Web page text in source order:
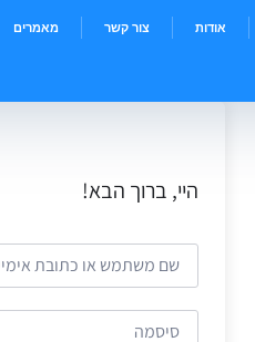
אודות צור קשר מאמרים
היי, ברוך הבא!